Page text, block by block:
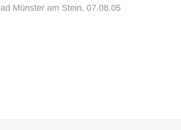
Münster am Stein, 07.08.05